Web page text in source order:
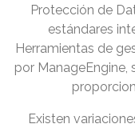
Protección de
estándares
Herramientas de
por ManageEngine,
Existen